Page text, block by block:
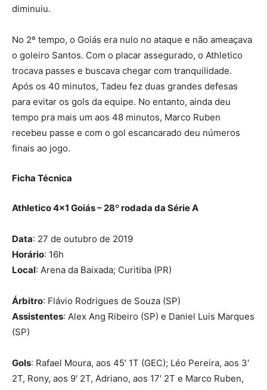
diminuiu.
No 2º tempo, o Goiás era nulo no ataque e não ameaçava
o goleiro Santos. Com o placar assegurado, o Athletico
trocava passes e buscava chegar com tranquilidade.
Após os 40 minutos, Tadeu fez duas grandes defesas
para evitar os gols da equipe. No entanto, ainda deu
tempo pra mais um aos 48 minutos, Marco Ruben
recebeu passe e com o gol escancarado deu números
finais ao jogo.
Ficha Técnica
Athletico 4×1 Goiás – 28º rodada da Série A
Data: 27 de outubro de 2019
Horário: 16h
Local: Arena da Baixada; Curitiba (PR)
Árbitro: Flávio Rodrigues de Souza (SP)
Assistentes: Alex Ang Ribeiro (SP) e Daniel Luis Marques
(SP)
Gols: Rafael Moura, aos 45′ 1T (GEC); Léo Pereira, aos 3′
2T, Rony, aos 9′ 2T, Adriano, aos 17′ 2T e Marco Ruben,